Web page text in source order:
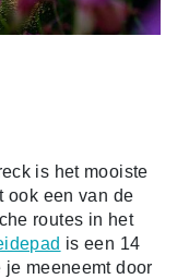
is het mooiste
ook een van de
routes in het
is een 14
meeneemt door